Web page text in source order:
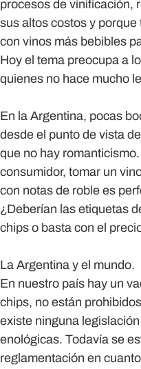
procesos de vinificación,
sus altos costos y
con vinos más bebibles
Hoy el tema preocupa a
quienes no hace mucho
En la Argentina, pocas
desde el punto de vista
que no hay
consumidor, tomar un
con notas de roble es
¿Deberían las etiquetas
chips o basta con el
La Argentina y el mundo.
En nuestro país hay un
chips, no están
existe ninguna
enológicas. Todavía se
reglamentación en